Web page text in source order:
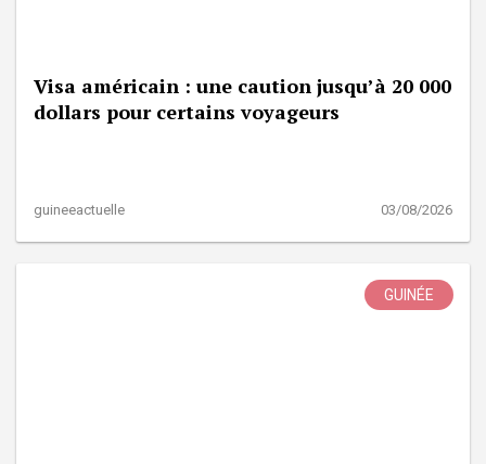
Visa américain : une caution jusqu’à 20 000
dollars pour certains voyageurs
guineeactuelle 03/08/2026
GUINÉE